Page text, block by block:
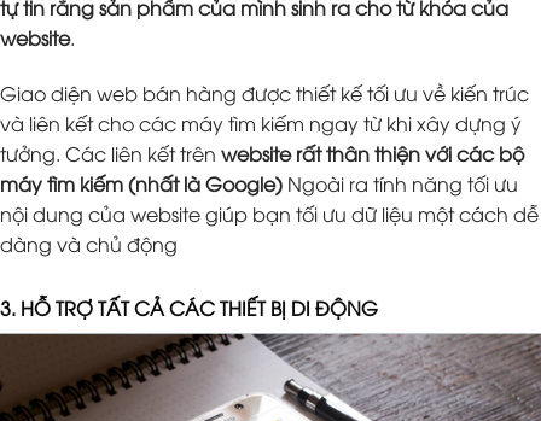
tự tin rằng sản phẩm của mình sinh ra cho từ khóa của
website.
Giao diện web bán hàng được thiết kế tối ưu về kiến trúc
và liên kết cho các máy tìm kiếm ngay từ khi xây dựng ý
tưởng. Các liên kết trên website rất thân thiện với các bộ
máy tìm kiếm (nhất là Google) Ngoài ra tính năng tối ưu
nội dung của website giúp bạn tối ưu dữ liệu một cách dễ
dàng và chủ động
3. HỖ TRỢ TẤT CẢ CÁC THIẾT BỊ DI ĐỘNG